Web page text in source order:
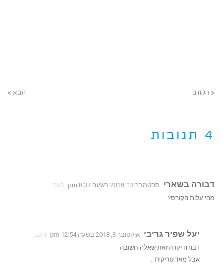
« הקודם הבא »
4 תגובות
דבורה בשארי ספטמבר 13, 2018 בשעה 8:37 pm
הגב
מהי עלות הקורס?
יעל שפיר גריבי אוקטובר 3, 2018 בשעה 12:54 pm
הגב
דבורה יקרה זאת שאלה חשובה
אבל מאד טריקית…